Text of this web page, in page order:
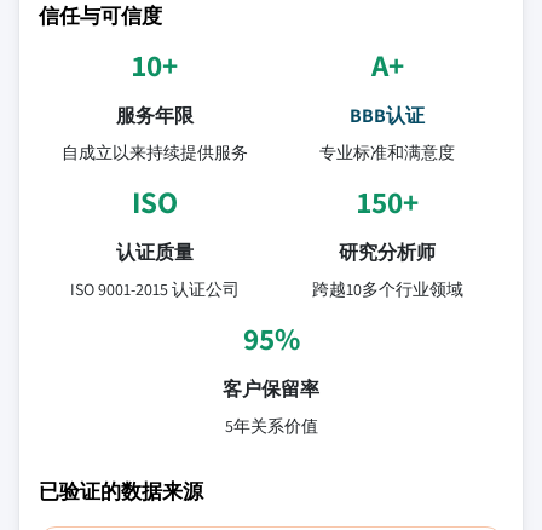
信任与可信度
10+
服务年限
自成立以来持续提供服务
A+
BBB认证
专业标准和满意度
ISO
认证质量
ISO 9001-2015 认证公司
150+
研究分析师
跨越10多个行业领域
95%
客户保留率
5年关系价值
已验证的数据来源